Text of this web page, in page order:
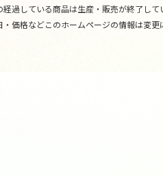
過している商品は生産・販売が終了して
価格などこのホームページの情報は変更